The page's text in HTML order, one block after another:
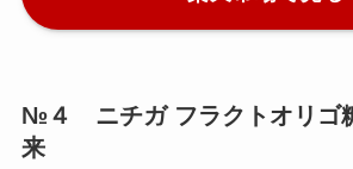
№４ ニチガ フラクトオリゴ
来